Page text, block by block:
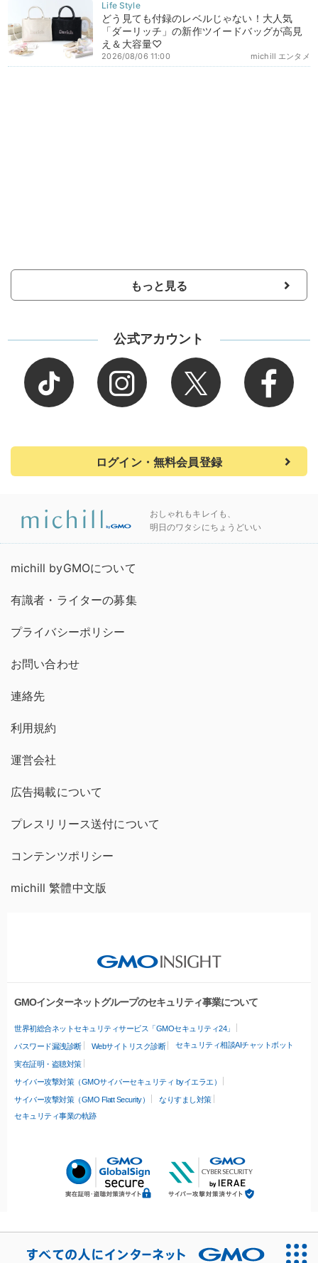
どう見ても付録のレベルじゃない！大人気
「ダーリッチ」の新作ツイードバッグが高見
え＆大容量♡
michill エンタメ
2026/08/06 11:00
もっと見る
公式アカウント
ログイン・無料会員登録
おしゃれもキレイも、
明日のワタシにちょうどいい
michill byGMOについて
有識者・ライターの募集
プライバシーポリシー
お問い合わせ
連絡先
利用規約
運営会社
広告掲載について
プレスリリース送付について
コンテンツポリシー
michill 繁體中文版
GMOインターネットグループのセキュリティ事業について
世界初総合ネットセキュリティサービス「GMOセキュリティ24」
パスワード漏洩診断 Webサイトリスク診断 セキュリティ相談AIチャットボット
実在証明・盗聴対策
サイバー攻撃対策（GMOサイバーセキュリティ byイエラエ）
サイバー攻撃対策（GMO Flatt Security）
なりすまし対策
セキュリティ事業の軌跡